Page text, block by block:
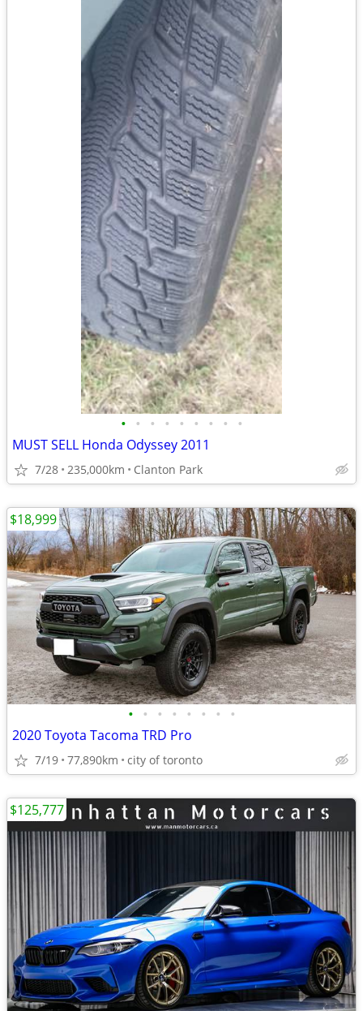
• • • • • • • • •
MUST SELL Honda Odyssey 2011
7/28 235,000km Clanton Park
• • • • • • • •
2020 Toyota Tacoma TRD Pro
7/19 77,890km city of toronto
$18,999
$125,777